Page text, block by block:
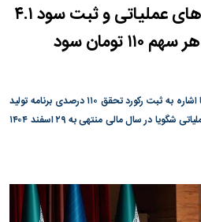
رشد ۱.۲۹ برابری درآمد‌های عملیاتی و ثبت سود ۴.۱
همتی/ شگویا به ازای هر سهم ۱۱۰ تومان سود
مدیرعامل پتروشیمی شهید تندگویان با اشاره به ثبت رکورد تحقق ۱۱۰ درصدی برنامه تولید
این مجتمع از تحقق ۴۸ همت درآمد عملیاتی شگویا در سال مالی منتهی به ۲۹ اسفند ۱۴۰۴